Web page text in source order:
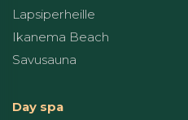
Lapsiperheille
Ikanema Beach
Savusauna
Day spa